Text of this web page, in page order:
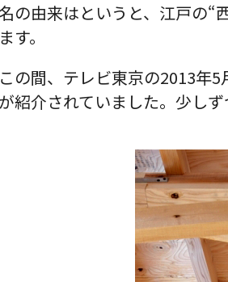
の由来はというと、江戸の“
ます。
この間、テレビ東京の2013年
が紹介されていました。少し